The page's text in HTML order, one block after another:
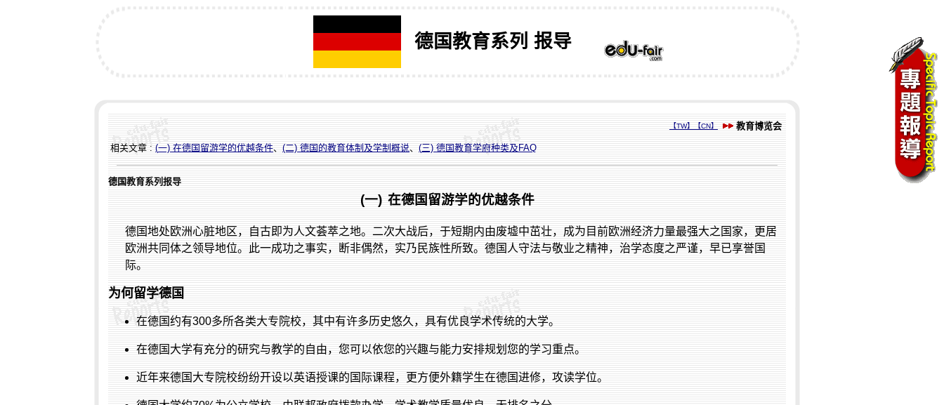
德国教育系列 报导
【TW】 【CN】 教育博览会
相关文章 : (一) 在德国留游学的优越条件、 (二) 德国的教育体制及学制概说、 (三) 德国教育学府种类及FAQ
德国教育系列 报导
(一) 在德国留游学的优越条件
德国地处欧洲心脏地区，自古即为人文荟萃之地。二次大战后，于短期内由废墟中茁壮，成为目前欧洲经济力量最强大之国家，更居
欧洲共同体之领导地位。此一成功之事实，断非偶然，实乃民族性所致。德国人守法与敬业之精神，治学态度之严谨，早已享誉国
际。
为何留学德国
在德国约有300多所各类大专院校，其中有许多历史悠久，具有优良学术传统的大学。
在德国大学有充分的研究与教学的自由，您可以依您的兴趣与能力安排规划您的学习重点。
近年来德国大专院校纷纷开设以英语授课的国际课程，更方便外籍学生在德国进修，攻读学位。